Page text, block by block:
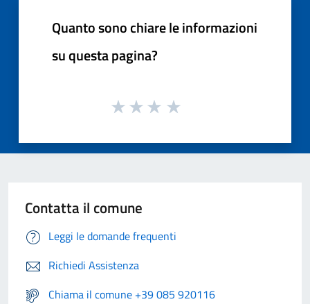
Quanto sono chiare le informazioni
su questa pagina?
Contatta il comune
Leggi le domande frequenti
Richiedi Assistenza
Chiama il comune +39 085 920116